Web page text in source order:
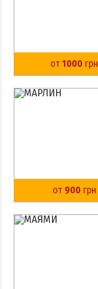
от 1000 грн
от 900грн